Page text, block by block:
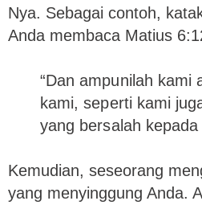
Nya. Sebagai contoh,
Anda membaca Matius
“Dan ampunilah kami
kami, seperti kami
yang bersalah kepada
Kemudian, seseorang
yang menyinggung Anda.